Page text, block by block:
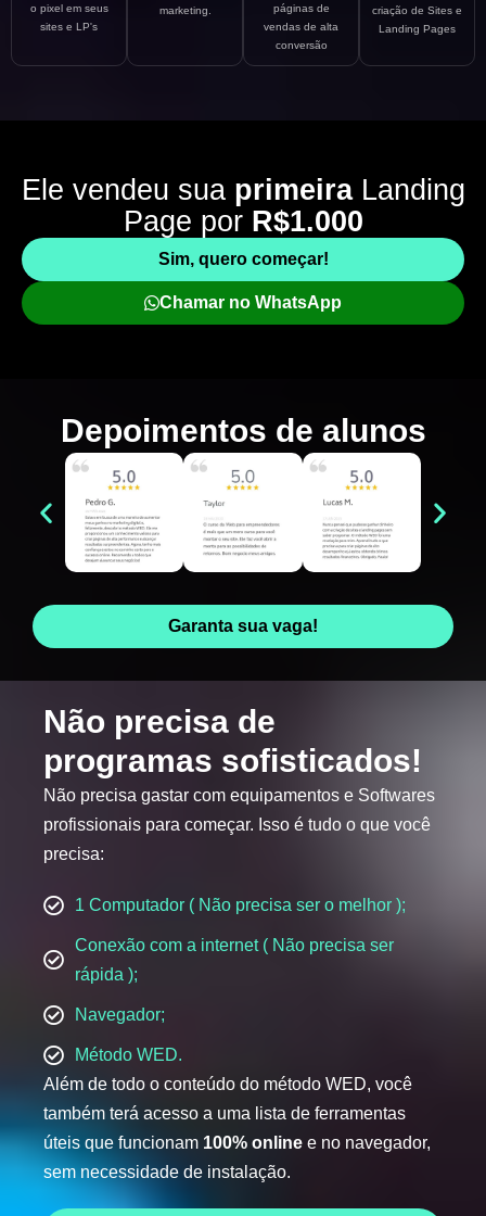
o pixel em seus
sites e LP's
marketing.
páginas de
vendas de alta
conversão
criação de Sites e
Landing Pages
Ele vendeu sua primeira Landing
Page por R$1.000
Sim, quero começar!
Chamar no WhatsApp
Depoimentos de alunos
Garanta sua vaga!
Não precisa de
programas sofisticados!
Não precisa gastar com equipamentos e Softwares
profissionais para começar. Isso é tudo o que você
precisa:
1 Computador ( Não precisa ser o melhor );
Conexão com a internet ( Não precisa ser
rápida );
Navegador;
Método WED.
Além de todo o conteúdo do método WED, você
também terá acesso a uma lista de ferramentas
úteis que funcionam 100% online e no navegador,
sem necessidade de instalação.